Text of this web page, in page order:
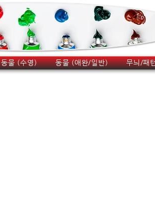
동물 (수영) 동물 (애완/일반) 무늬/패